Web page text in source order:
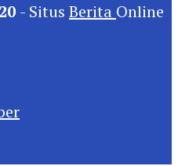
- Situs Berita Online